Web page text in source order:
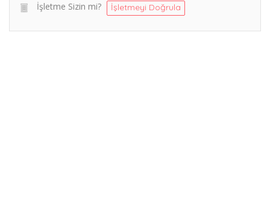
İşletme Sizin mi? İşletmeyi Doğrula